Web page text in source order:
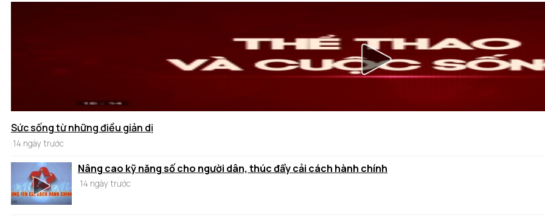
Sức sống từ những điều giản dị
14 ngày trước
Nâng cao kỹ năng số cho người dân, thúc đẩy cải cách hành chính
14 ngày trước